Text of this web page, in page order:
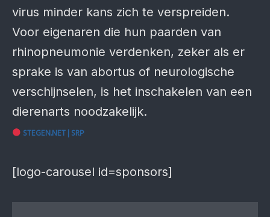
virus minder kans zich te verspreiden.
Voor eigenaren die hun paarden van
rhinopneumonie verdenken, zeker als er
sprake is van abortus of neurologische
verschijnselen, is het inschakelen van een
dierenarts noodzakelijk.
STEGEN.NET | SRP
[logo-carousel id=sponsors]